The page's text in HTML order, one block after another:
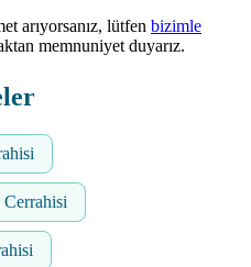
arıyorsanız, lütfen bizimle
memnuniyet duyarız.